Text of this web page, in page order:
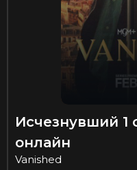
Исчезнувший 1
онлайн
Vanished